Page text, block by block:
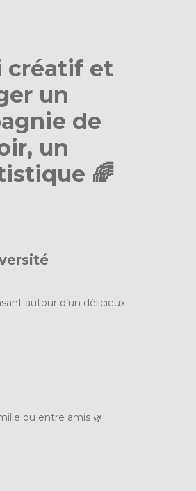
créatif et
un
de
un
🌈
autour d’un délicieux
ou entre amis 🌿